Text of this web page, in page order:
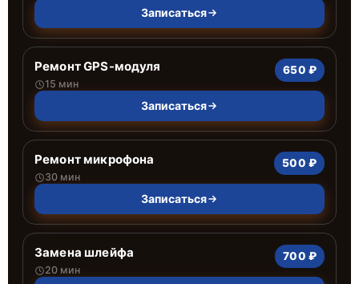
Записаться
Ремонт GPS-модуля
15 мин
650 ₽
Записаться
Ремонт микрофона
30 мин
500 ₽
Записаться
Замена шлейфа
20 мин
700 ₽